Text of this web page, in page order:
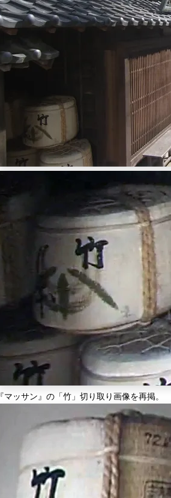
『マッサン』の「竹」切り取り画像を再掲。